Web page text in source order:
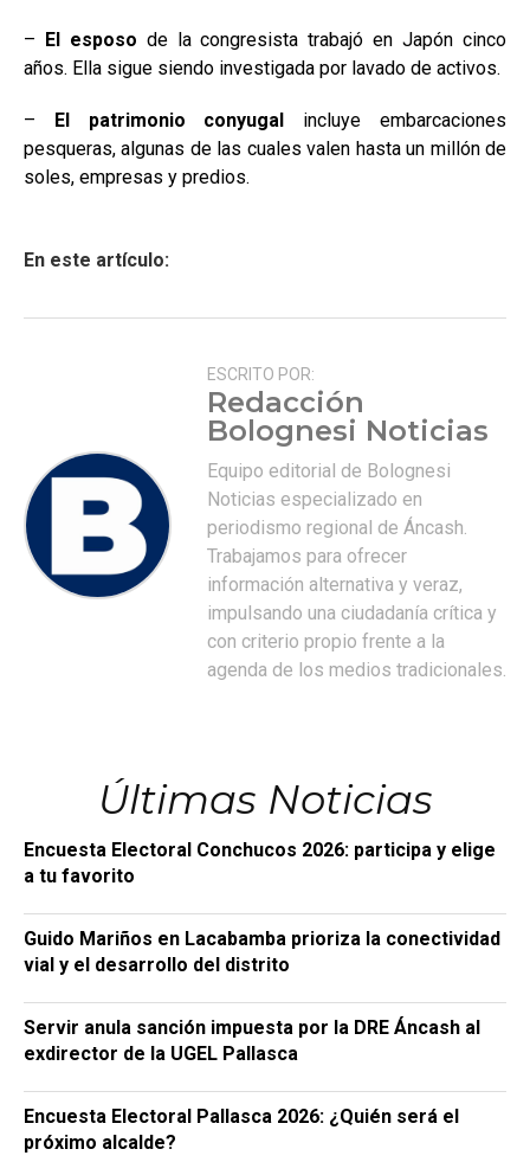
– El esposo de la congresista trabajó en Japón cinco
años. Ella sigue siendo investigada por lavado de activos.
– El patrimonio conyugal incluye embarcaciones
pesqueras, algunas de las cuales valen hasta un millón de
soles, empresas y predios.
En este artículo:
ESCRITO POR:
Redacción
Bolognesi Noticias
Equipo editorial de Bolognesi
Noticias especializado en
periodismo regional de Áncash.
Trabajamos para ofrecer
información alternativa y veraz,
impulsando una ciudadanía crítica y
con criterio propio frente a la
agenda de los medios tradicionales.
Últimas Noticias
Encuesta Electoral Conchucos 2026: participa y elige
a tu favorito
Guido Mariños en Lacabamba prioriza la conectividad
vial y el desarrollo del distrito
Servir anula sanción impuesta por la DRE Áncash al
exdirector de la UGEL Pallasca
Encuesta Electoral Pallasca 2026: ¿Quién será el
próximo alcalde?